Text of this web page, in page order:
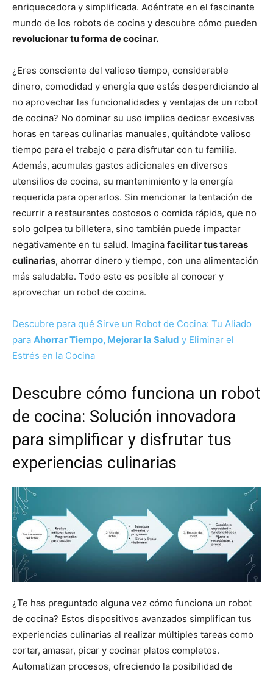
enriquecedora y simplificada. Adéntrate en el fascinante
mundo de los robots de cocina y descubre cómo pueden
revolucionar tu forma de cocinar.
¿Eres consciente del valioso tiempo, considerable
dinero, comodidad y energía que estás desperdiciando al
no aprovechar las funcionalidades y ventajas de un robot
de cocina? No dominar su uso implica dedicar excesivas
horas en tareas culinarias manuales, quitándote valioso
tiempo para el trabajo o para disfrutar con tu familia.
Además, acumulas gastos adicionales en diversos
utensilios de cocina, su mantenimiento y la energía
requerida para operarlos. Sin mencionar la tentación de
recurrir a restaurantes costosos o comida rápida, que no
solo golpea tu billetera, sino también puede impactar
negativamente en tu salud. Imagina facilitar tus tareas
culinarias, ahorrar dinero y tiempo, con una alimentación
más saludable. Todo esto es posible al conocer y
aprovechar un robot de cocina.
Descubre para qué Sirve un Robot de Cocina: Tu Aliado
para Ahorrar Tiempo, Mejorar la Salud y Eliminar el
Estrés en la Cocina
Descubre cómo funciona un robot
de cocina: Solución innovadora
para simplificar y disfrutar tus
experiencias culinarias
¿Te has preguntado alguna vez cómo funciona un robot
de cocina? Estos dispositivos avanzados simplifican tus
experiencias culinarias al realizar múltiples tareas como
cortar, amasar, picar y cocinar platos completos.
Automatizan procesos, ofreciendo la posibilidad de